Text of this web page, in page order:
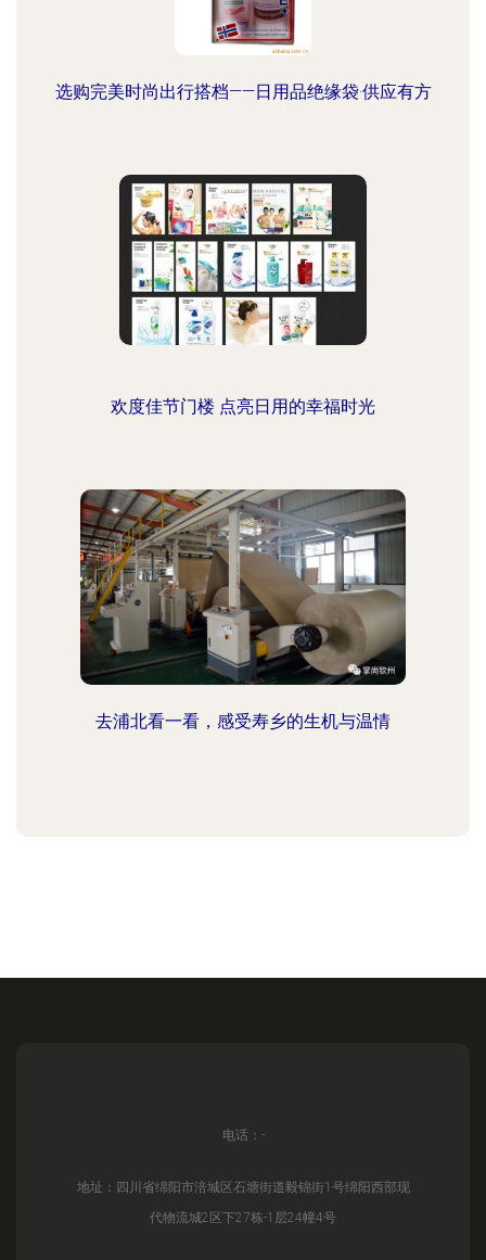
选购完美时尚出行搭档——日用品绝缘袋·供应有方
欢度佳节门楼 点亮日用的幸福时光
去浦北看一看，感受寿乡的生机与温情
电话：-
地址：四川省绵阳市涪城区石塘街道毅锦街1号绵阳西部现
代物流城2区下27栋-1层24幢4号